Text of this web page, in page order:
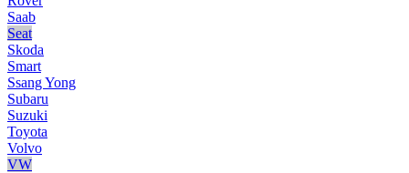
Saab
Seat
Skoda
Smart
Ssang Yong
Subaru
Suzuki
Toyota
Volvo
VW